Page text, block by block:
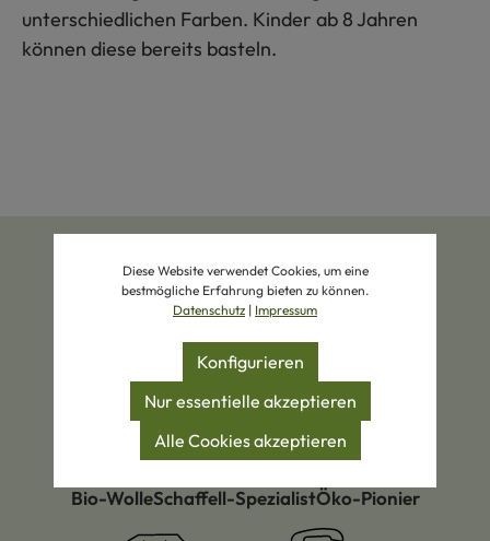
unterschiedlichen Farben. Kinder ab 8 Jahren
können diese bereits basteln.
Zertifizierte ProdukteEigene Manufakturen
Bio-WolleSchaffell-SpezialistÖko-Pionier
Diese Website verwendet Cookies, um eine
bestmögliche Erfahrung bieten zu können.
Datenschutz | Impressum
Nur essentielle akzeptieren
Konfigurieren
Alle Cookies akzeptieren